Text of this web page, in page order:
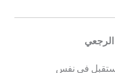
في نفس